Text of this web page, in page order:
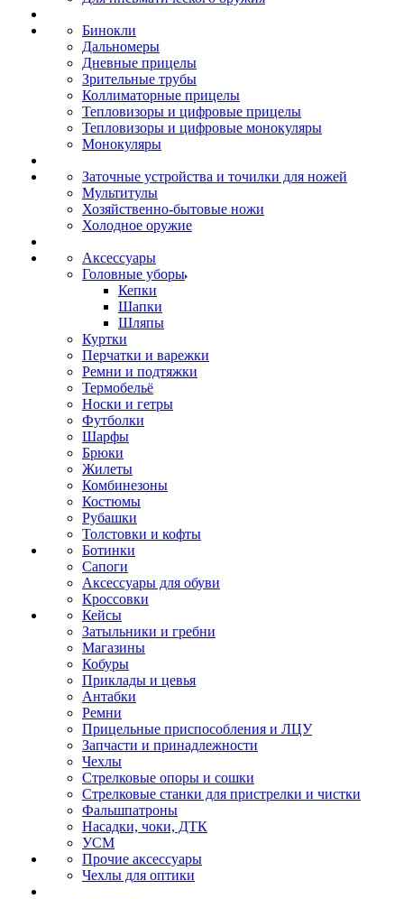
Бинокли
Дальномеры
Дневные прицелы
Зрительные трубы
Коллиматорные прицелы
Тепловизоры и цифровые прицелы
Тепловизоры и цифровые монокуляры
Монокуляры
Заточные устройства и точилки для ножей
Мультитулы
Хозяйственно-бытовые ножи
Холодное оружие
Аксессуары
Головные уборы
Кепки
Шапки
Шляпы
Куртки
Перчатки и варежки
Ремни и подтяжки
Термобельё
Носки и гетры
Футболки
Шарфы
Брюки
Жилеты
Комбинезоны
Костюмы
Рубашки
Толстовки и кофты
Ботинки
Сапоги
Аксессуары для обуви
Кроссовки
Кейсы
Затыльники и гребни
Магазины
Кобуры
Приклады и цевья
Антабки
Ремни
Прицельные приспособления и ЛЦУ
Запчасти и принадлежности
Чехлы
Стрелковые опоры и сошки
Стрелковые станки для пристрелки и чистки
Фальшпатроны
Насадки, чоки, ДТК
УСМ
Прочие аксессуары
Чехлы для оптики